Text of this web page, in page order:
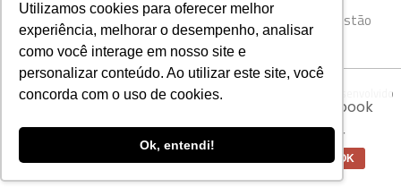
Utilizamos cookies para oferecer melhor
experiência, melhorar o desempenho, analisar
como você interage em nosso site e
personalizar conteúdo. Ao utilizar este site, você
concorda com o uso de cookies.
Ok, entendi!
Gastronomia Móveis Decoração Hotelaria
Gestão
Marketing
Tecnologia Eventos
Copyright © 2017 Servir com Requinte • Franco Bachot Móveis . Desenvolvido
Aviso:Nós da Franco Bachot utilizamos de
cookies com ferramentas do Google e Facebook
experiência de nossos clientes para oferecer
melhores produtos e serviços. OK